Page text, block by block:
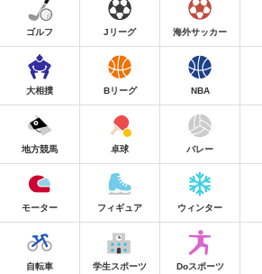
ゴルフ Jリーグ 海外サッカー
大相撲 Bリーグ NBA
地方競馬 卓球 バレー
モーター フィギュア ウィンター
自転車 学生スポーツ Doスポーツ